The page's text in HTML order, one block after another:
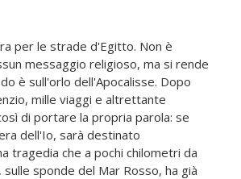
per le strade d'Egitto. Non è
messaggio religioso, ma si rende
è sull'orlo dell'Apocalisse. Dopo
mille viaggi e altrettante
di portare la propria parola: se
dell'Io, sarà destinato
tragedia che a pochi chilometri da
sponde del Mar Rosso, ha già